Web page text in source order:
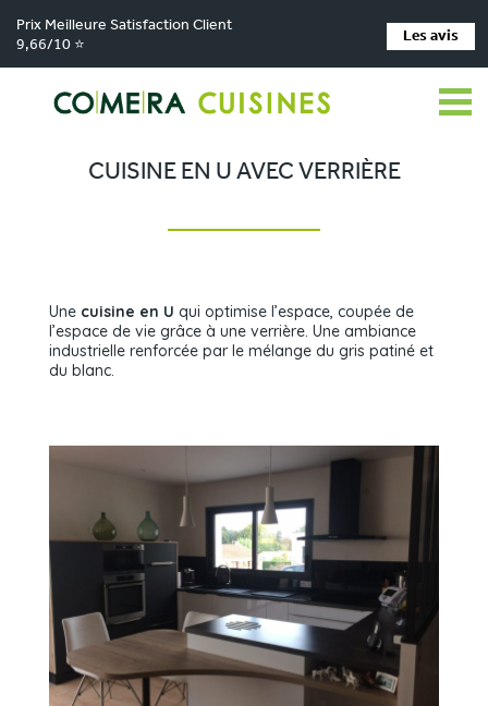
Prix Meilleure Satisfaction Client
9,66/10 ⭐
Les avis
Comera Cuisines > Nos magasins de cuisine > Cuisiniste LES HERBIERS >
Réalisations > Cuisine en U avec verrière
CUISINE EN U AVEC VERRIÈRE
Une cuisine en U qui optimise l’espace, coupée de
l’espace de vie grâce à une verrière. Une ambiance
industrielle renforcée par le mélange du gris patiné et
du blanc.